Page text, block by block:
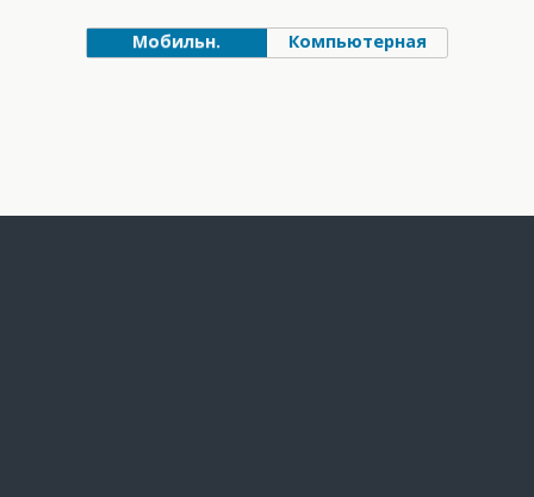
Мобильн. Компьютерная